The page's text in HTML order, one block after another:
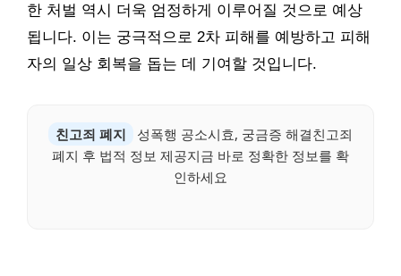
한 처벌 역시 더욱 엄정하게 이루어질 것으로 예상
됩니다. 이는 궁극적으로 2차 피해를 예방하고 피해
자의 일상 회복을 돕는 데 기여할 것입니다.
친고죄 폐지
성폭행 공소시효, 궁금증 해결친고죄
폐지 후 법적 정보 제공지금 바로 정확한 정보를 확
인하세요